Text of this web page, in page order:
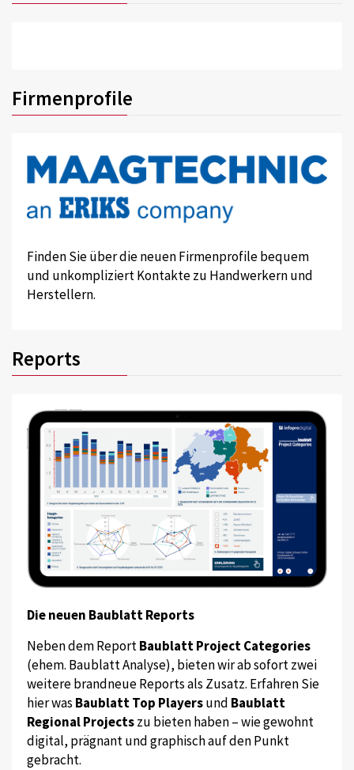
Firmenprofile
Finden Sie über die neuen Firmenprofile bequem
und unkompliziert Kontakte zu Handwerkern und
Herstellern.
Reports
Die neuen Baublatt Reports
Neben dem ReportBaublatt Project Categories
(ehem. Baublatt Analyse), bieten wir ab sofort zwei
weitere brandneue Reports als Zusatz. Erfahren Sie
hier was Baublatt Top Playersund Baublatt
Regional Projectszu bieten haben – wie gewohnt
digital, prägnant und graphisch auf den Punkt
gebracht.